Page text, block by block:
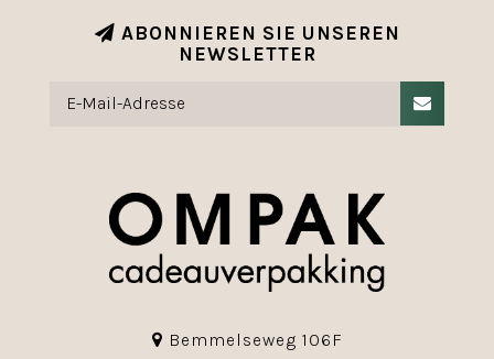
ABONNIEREN SIE UNSEREN
NEWSLETTER
Bemmelseweg 106F